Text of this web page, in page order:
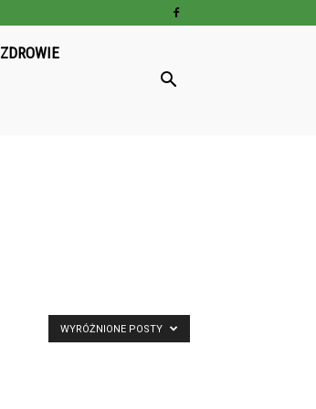
ZDROWIE
WYRÓŻNIONE POSTY